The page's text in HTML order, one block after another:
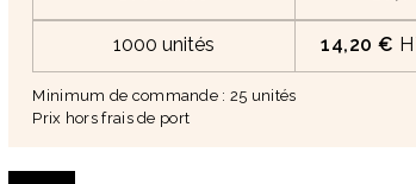
• Valorise une image engagée et qualitative.
1000 unités 14,20 €
Minimum de commande : 25 unités
Prix hors frais de port